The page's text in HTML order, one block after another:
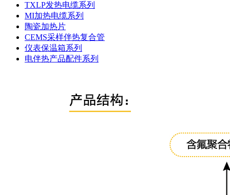
TXLP发热电缆系列
MI加热电缆系列
陶瓷加热片
CEMS采样伴热复合管
仪表保温箱系列
电伴热产品配件系列